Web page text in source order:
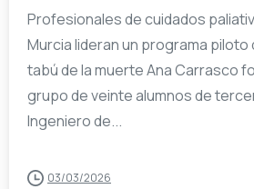
Profesionales de cuidados
Murcia lideran un programa piloto
tabú de la muerte Ana Carrasco
grupo de veinte alumnos de
Ingeniero de...
03/03/2026